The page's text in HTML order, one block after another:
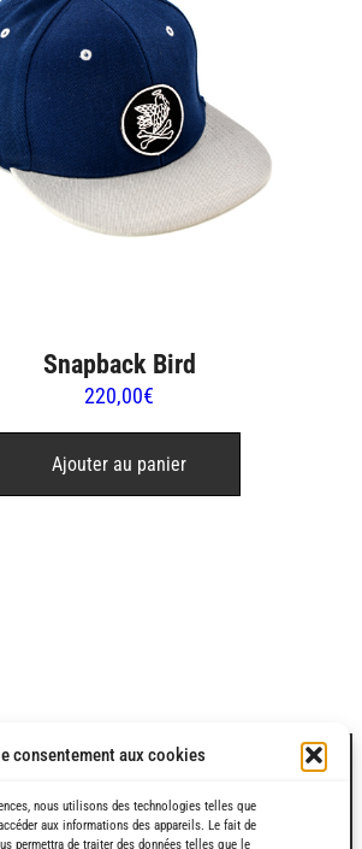
consentement aux cookies
nous utilisons des technologies telles que
aux informations des appareils. Le fait de
permettra de traiter des données telles que le
Snapback Bird
220,00€
Ajouter au panier